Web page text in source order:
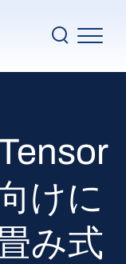
けに
み式